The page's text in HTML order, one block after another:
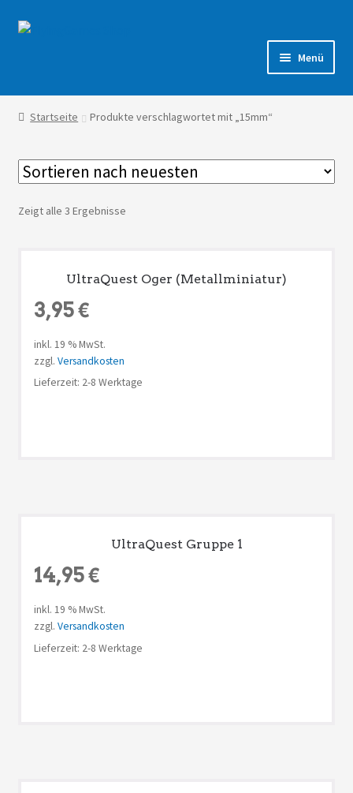
Zur
Zum
Menü
Shop
Startseite Produkte verschlagwortet mit „15mm“
Zeigt alle 3 Ergebnisse
UltraQuest Oger (Metallminiatur)
3,95€
inkl. 19 % MwSt.
zzgl. Versandkosten
Lieferzeit: 2-8 Werktage
UltraQuest Gruppe 1
14,95€
inkl. 19 % MwSt.
zzgl. Versandkosten
Lieferzeit: 2-8 Werktage